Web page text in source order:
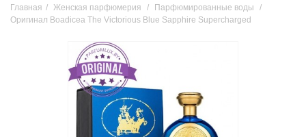
Главная / Женская парфюмерия / Парфюмированные воды
/
Оригинал Boadicea The Victorious Blue Sapphire Supercharged